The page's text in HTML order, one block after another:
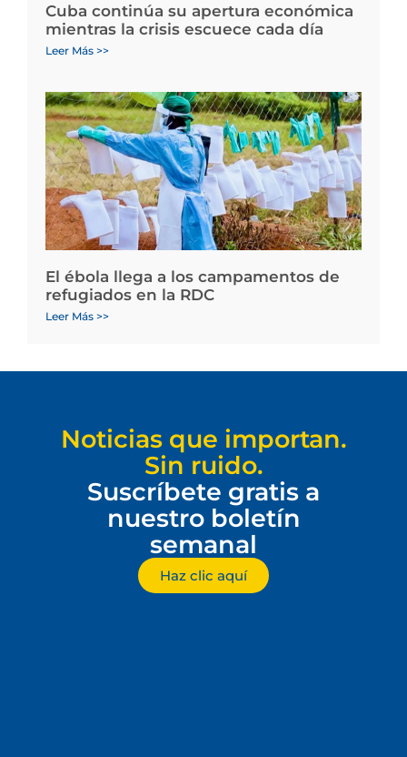
Cuba continúa su apertura económica
mientras la crisis escuece cada día
Leer Más >>
El ébola llega a los campamentos de
refugiados en la RDC
Leer Más >>
Noticias que importan.
Sin ruido.
Suscríbete gratis a
nuestro boletín
semanal
Haz clic aquí